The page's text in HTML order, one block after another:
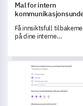
Mal for intern
Få innsiktsfull
på dine interne
undersøkelsesmallen.
Mal for